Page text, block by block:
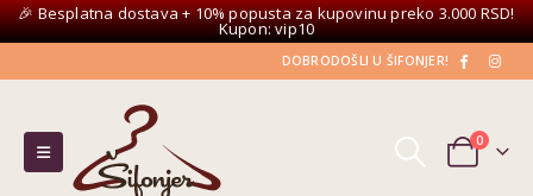
🎉 Besplatna dostava + 10% popusta za kupovinu preko 3.000 RSD!
Kupon: vip10
DOBRODOŠLI U ŠIFONJER!
0